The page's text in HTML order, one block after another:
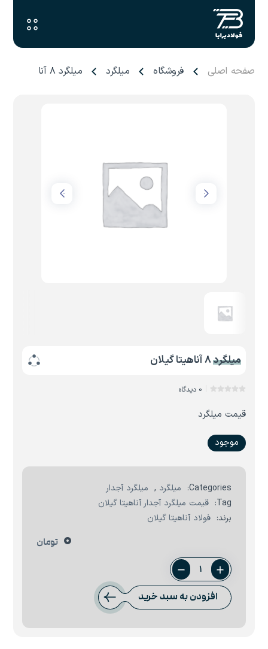
صفحه اصلی فروشگاه میلگرد میلگرد ۸ آناهیتا گیلان
میلگرد 8 آناهیتا گیلان
0 دیدگاه
قیمت میلگرد
موجود
Categories: میلگرد , میلگرد آجدار
Tag:
قیمت میلگرد آجدار آناهیتا گیلان
برند: فولاد آناهیتا گیلان
0 تومان
میلگرد
8
آناهیتا
افزودن به سبد خرید